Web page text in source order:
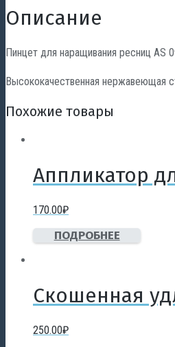
Описание
Пинцет для наращивания ресниц AS
Высококачественная нержавеющая
Похожие товары
Аппликатор
170.00₽
ПОДРОБНЕЕ
Скошенная
250.00₽